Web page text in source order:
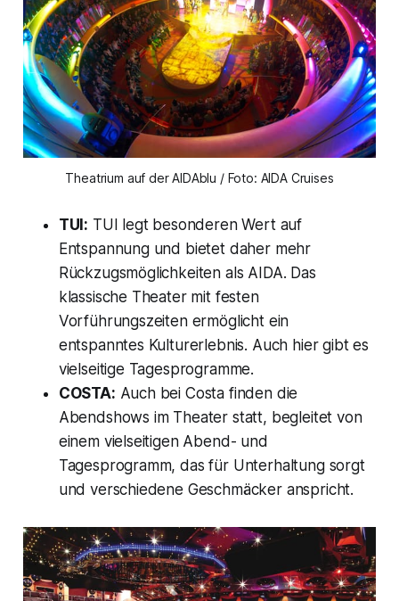
Theatrium auf der AIDAblu / Foto: AIDA Cruises
TUI: TUI legt besonderen Wert auf
Entspannung und bietet daher mehr
Rückzugsmöglichkeiten als AIDA. Das
klassische Theater mit festen
Vorführungszeiten ermöglicht ein
entspanntes Kulturerlebnis. Auch hier gibt es
vielseitige Tagesprogramme.
COSTA: Auch bei Costa finden die
Abendshows im Theater statt, begleitet von
einem vielseitigen Abend- und
Tagesprogramm, das für Unterhaltung sorgt
und verschiedene Geschmäcker anspricht.